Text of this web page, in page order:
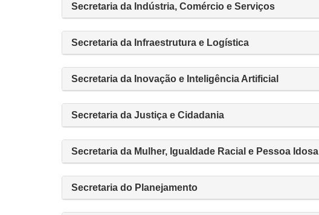
Secretaria da Indústria, Comércio e Serviços
Secretaria da Infraestrutura e Logística
Secretaria da Inovação e Inteligência Artificial
Secretaria da Justiça e Cidadania
Secretaria da Mulher, Igualdade Racial e Pessoa Idosa
Secretaria do Planejamento